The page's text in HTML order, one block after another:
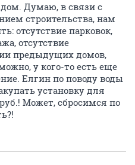
дом. Думаю, в связи с
строительства, нам
отсутствие парковок,
отсутствие
предыдущих домов,
у кого-то есть еще
Елгин по поводу воды
установку для
Может, сбросимся по